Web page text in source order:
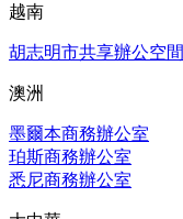
越南
胡志明市共享辦公空間
澳洲
墨爾本商務辦公室
珀斯商務辦公室
悉尼商務辦公室